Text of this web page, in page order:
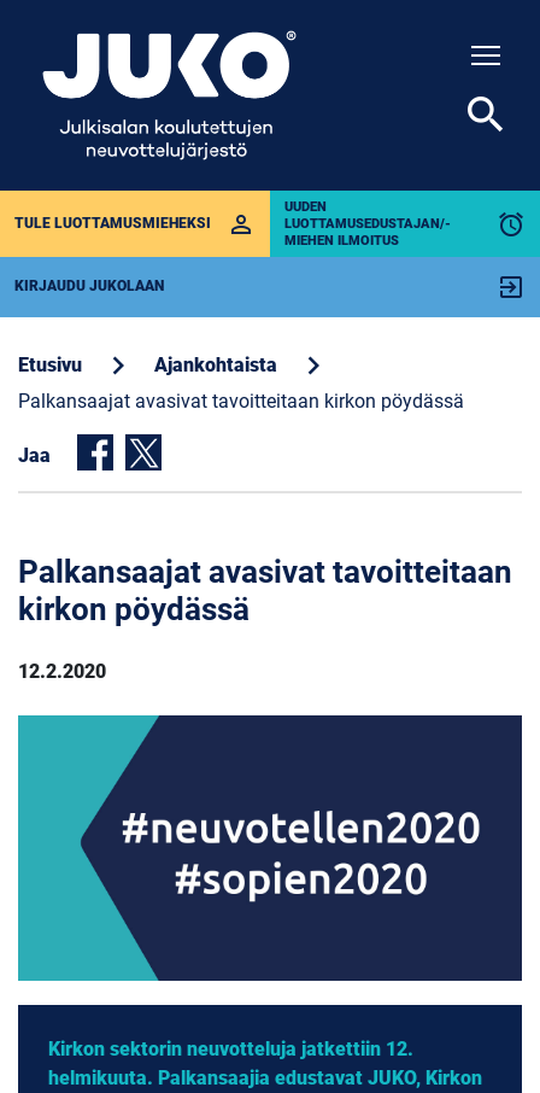
TULE LUOTTAMUSMIEHEKSI perm_identity
UUDEN
LUOTTAMUSEDUSTAJAN/-
MIEHEN ILMOITUS
alarm
KIRJAUDU JUKOLAAN exit_to_app
search
Etusivu chevron_right Ajankohtaista chevron_right
Palkansaajat avasivat tavoitteitaan kirkon pöydässä
Jaa
Palkansaajat avasivat tavoitteitaan
kirkon pöydässä
12.2.2020
Kirkon sektorin neuvotteluja jatkettiin 12.
helmikuuta. Palkansaajia edustavat JUKO, Kirkon